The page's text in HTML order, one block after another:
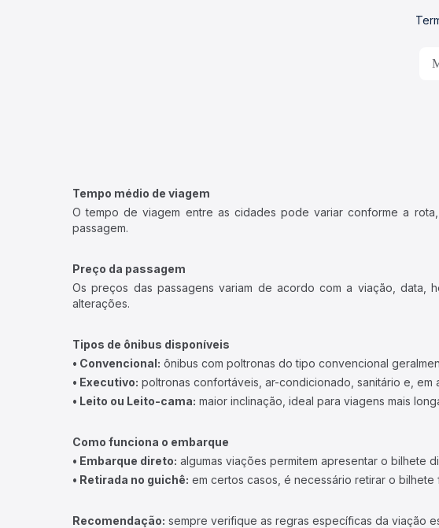
Tempo médio de viagem
O tempo de viagem entre as cidades pode variar conforme a
passagem.
Preço da passagem
Os preços das passagens variam de acordo com a viação, data,
alterações.
Tipos de ônibus disponíveis
• Convencional: ônibus com poltronas do tipo convencional
• Executivo: poltronas confortáveis, ar-condicionado, sanitário e, em
• Leito ou Leito-cama: maior inclinação, ideal para viagens mais
Como funciona o embarque
• Embarque direto: algumas viações permitem apresentar o bilhete
• Retirada no guichê: em certos casos, é necessário retirar o bilhete
Recomendação: sempre verifique as regras específicas da viação